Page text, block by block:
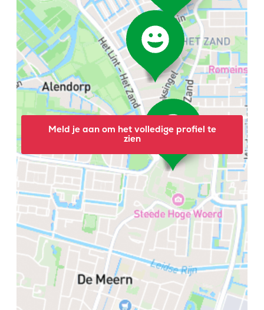
Meld je aan om het volledige profiel te
zien